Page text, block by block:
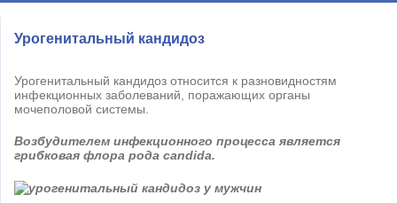
Урогенитальный кандидоз
Урогенитальный кандидоз относится к разновидностям
инфекционных заболеваний, поражающих органы
мочеполовой системы.
Возбудителем инфекционного процесса является
грибковая флора рода candida.